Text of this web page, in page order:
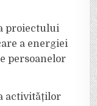
proiectului
a energiei
persoanelor
activităților